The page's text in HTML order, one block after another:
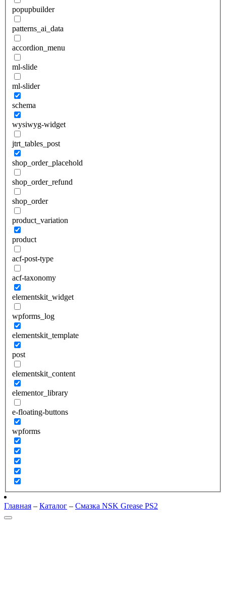
popupbuilder
patterns_ai_data
accordion_menu
ml-slide
ml-slider
schema
wysiwyg-widget
jtrt_tables_post
shop_order_placehold
shop_order_refund
shop_order
product_variation
product
acf-post-type
acf-taxonomy
elementskit_widget
wpforms_log
elementskit_template
post
elementskit_content
elementor_library
e-floating-buttons
wpforms
Главная – Каталог – Смазка NSK Grease PS2